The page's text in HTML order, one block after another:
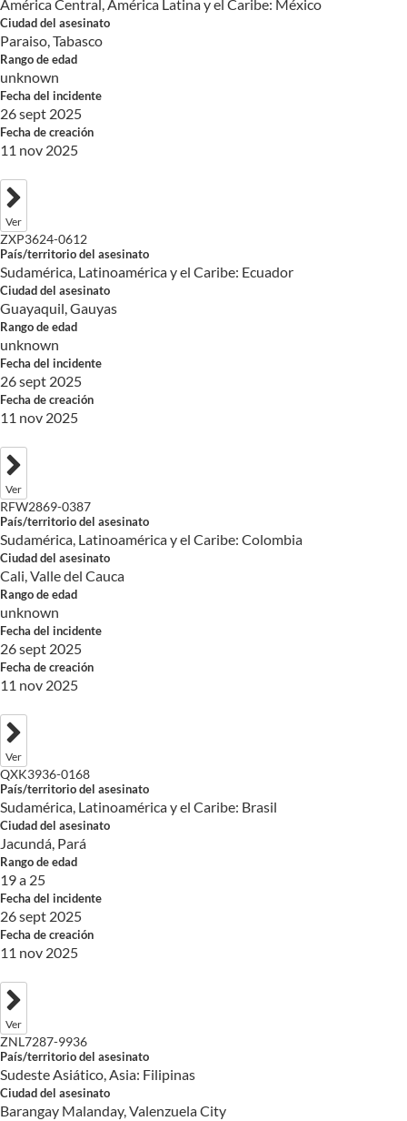
América Central, América Latina y el Caribe: México
Ciudad del asesinato
Paraiso, Tabasco
Rango de edad
unknown
Fecha del incidente
26 sept 2025
Fecha de creación
11 nov 2025
Ver
ZXP3624-0612
País/territorio del asesinato
Sudamérica, Latinoamérica y el Caribe: Ecuador
Ciudad del asesinato
Guayaquil, Gauyas
Rango de edad
unknown
Fecha del incidente
26 sept 2025
Fecha de creación
11 nov 2025
Ver
RFW2869-0387
País/territorio del asesinato
Sudamérica, Latinoamérica y el Caribe: Colombia
Ciudad del asesinato
Cali, Valle del Cauca
Rango de edad
unknown
Fecha del incidente
26 sept 2025
Fecha de creación
11 nov 2025
Ver
QXK3936-0168
País/territorio del asesinato
Sudamérica, Latinoamérica y el Caribe: Brasil
Ciudad del asesinato
Jacundá, Pará
Rango de edad
19 a 25
Fecha del incidente
26 sept 2025
Fecha de creación
11 nov 2025
Ver
ZNL7287-9936
País/territorio del asesinato
Sudeste Asiático, Asia: Filipinas
Ciudad del asesinato
Barangay Malanday, Valenzuela City